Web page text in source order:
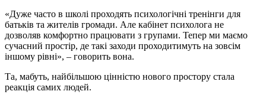
«Дуже часто в школі проходять психологічні тренінги для
батьків та жителів громади. Але кабінет психолога не
дозволяв комфортно працювати з групами. Тепер ми маємо
сучасний простір, де такі заходи проходитимуть на зовсім
іншому рівні», – говорить вона.
Та, мабуть, найбільшою цінністю нового простору стала
реакція самих людей.